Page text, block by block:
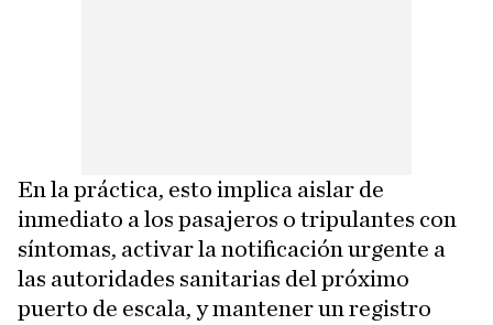
En la práctica, esto implica aislar de
inmediato a los pasajeros o tripulantes con
síntomas, activar la notificación urgente a
las autoridades sanitarias del próximo
puerto de escala, y mantener un registro